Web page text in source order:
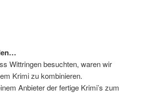
Wittringen besuchten, waren wir
Krimi zu kombinieren.
Anbieter der fertige Krimi’s zum